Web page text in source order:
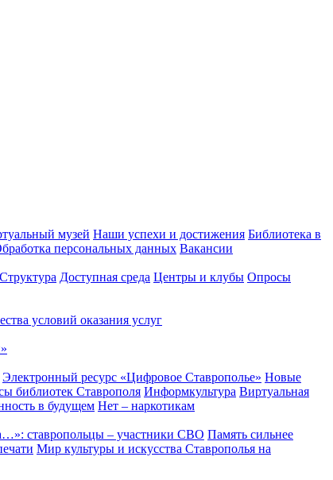
музей Наши успехи и достижения Библиотека в
персональных данных Вакансии
Структура Доступная среда Центры и клубы Опросы
условий оказания услуг
Электронный ресурс «Цифровое Ставрополье» Новые
библиотек Ставрополя Информкультура Виртуальная
в будущем Нет – наркотикам
ставропольцы – участники СВО Память сильнее
Мир культуры и искусства Ставрополья на